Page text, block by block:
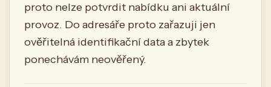
proto nelze potvrdit nabídku ani aktuální
provoz. Do adresáře proto zařazuji jen
ověřitelná identifikační data a zbytek
ponechávám neověřený.